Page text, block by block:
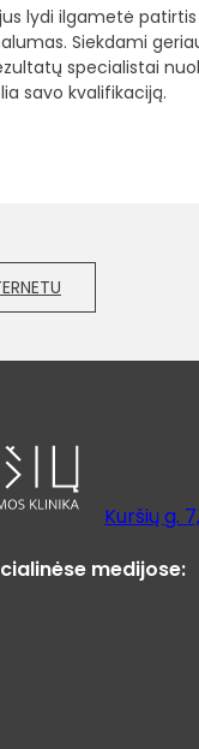
lydi ilgametė
Siekdami
specialistai
savo kvalifikaciją.
Kuršių g.
medijose: